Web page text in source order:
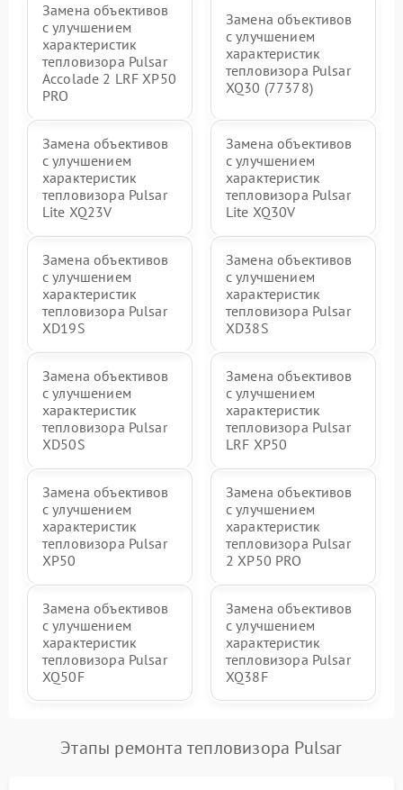
Замена объективов
с улучшением
характеристик
тепловизора Pulsar
Accolade 2 LRF XP50
PRO
Замена объективов
с улучшением
характеристик
тепловизора Pulsar
XQ30 (77378)
Замена объективов
с улучшением
характеристик
тепловизора Pulsar
Lite XQ23V
Замена объективов
с улучшением
характеристик
тепловизора Pulsar
Lite XQ30V
Замена объективов
с улучшением
характеристик
тепловизора Pulsar
XD19S
Замена объективов
с улучшением
характеристик
тепловизора Pulsar
XD38S
Замена объективов
с улучшением
характеристик
тепловизора Pulsar
XD50S
Замена объективов
с улучшением
характеристик
тепловизора Pulsar
LRF XP50
Замена объективов
с улучшением
характеристик
тепловизора Pulsar
XP50
Замена объективов
с улучшением
характеристик
тепловизора Pulsar
2 XP50 PRO
Замена объективов
с улучшением
характеристик
тепловизора Pulsar
XQ50F
Замена объективов
с улучшением
характеристик
тепловизора Pulsar
XQ38F
Этапы ремонта тепловизора Pulsar